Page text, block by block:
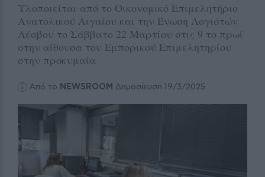
Υλοποιείται από το Οικονομικό Επιμελητήριο
Ανατολικού Αιγαίου και την Ένωση Λογιστών
Λέσβου το Σάββατο 22 Μαρτίου στις 9 το πρωί
στην αίθουσα του Εμπορικού Επιμελητηρίου
στην προκυμαία
Από το NEWSROOM Δημοσίευση 19/3/2025